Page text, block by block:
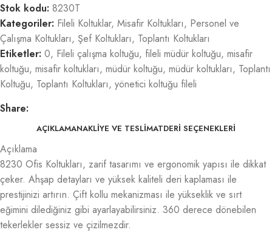
Stok kodu: 8230T
Kategoriler: Fileli Koltuklar, Misafir Koltukları, Personel ve
Çalışma Koltukları, Şef Koltukları, Toplantı Koltukları
Etiketler: 0, Fileli çalışma koltuğu, fileli müdür koltuğu, misafir
koltuğu, misafir koltukları, müdür koltuğu, müdür koltukları, Toplantı
Koltuğu, Toplantı Koltukları, yönetici koltuğu fileli
Share:
AÇIKLAMANAKLIYE VE TESLIMATDERI SEÇENEKLERI
Açıklama
8230 Ofis Koltukları, zarif tasarımı ve ergonomik yapısı ile dikkat
çeker. Ahşap detayları ve yüksek kaliteli deri kaplaması ile
prestijinizi artırın. Çift kollu mekanizması ile yükseklik ve sırt
eğimini dilediğiniz gibi ayarlayabilirsiniz. 360 derece dönebilen
tekerlekler sessiz ve çizilmezdir.